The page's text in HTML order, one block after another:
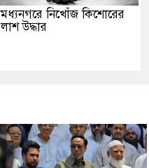
মধ্যনগরে নিখোঁজ কিশোরের
লাশ উদ্ধার